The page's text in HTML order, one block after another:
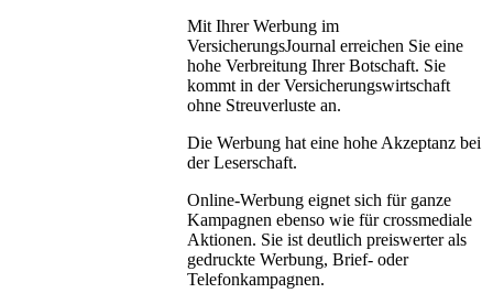
Mit Ihrer Werbung im
VersicherungsJournal erreichen Sie eine
hohe Verbreitung Ihrer Botschaft. Sie
kommt in der Versicherungswirtschaft
ohne Streuverluste an.
Die Werbung hat eine hohe Akzeptanz bei
der Leserschaft.
Online-Werbung eignet sich für ganze
Kampagnen ebenso wie für crossmediale
Aktionen. Sie ist deutlich preiswerter als
gedruckte Werbung, Brief- oder
Telefonkampagnen.